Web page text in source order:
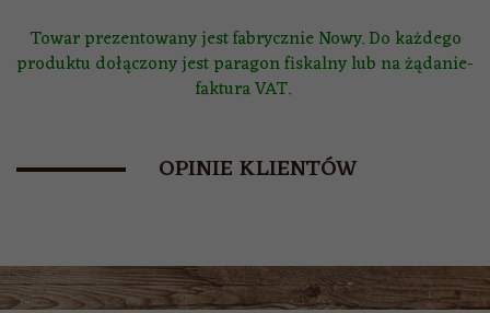
Towar prezentowany jest fabrycznie Nowy. Do każdego
produktu dołączony jest paragon fiskalny lub na żądanie-
faktura VAT.
OPINIE KLIENTÓW